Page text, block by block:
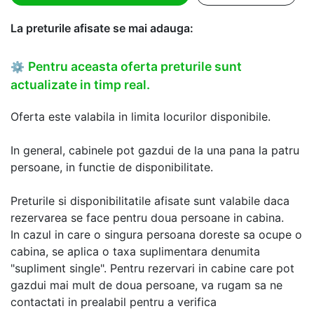
La preturile afisate se mai adauga:
⚙ Pentru aceasta oferta preturile sunt
actualizate in timp real.
Oferta este valabila in limita locurilor disponibile.
In general, cabinele pot gazdui de la una pana la patru
persoane, in functie de disponibilitate.
Preturile si disponibilitatile afisate sunt valabile daca
rezervarea se face pentru doua persoane in cabina.
In cazul in care o singura persoana doreste sa ocupe o
cabina, se aplica o taxa suplimentara denumita
"supliment single". Pentru rezervari in cabine care pot
gazdui mai mult de doua persoane, va rugam sa ne
contactati in prealabil pentru a verifica